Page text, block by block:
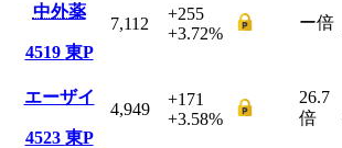
中外薬
4519 東P
7,112
+255
+3.72%
ー倍
エーザイ
4523 東P
4,949
+171
+3.58%
26.7
倍